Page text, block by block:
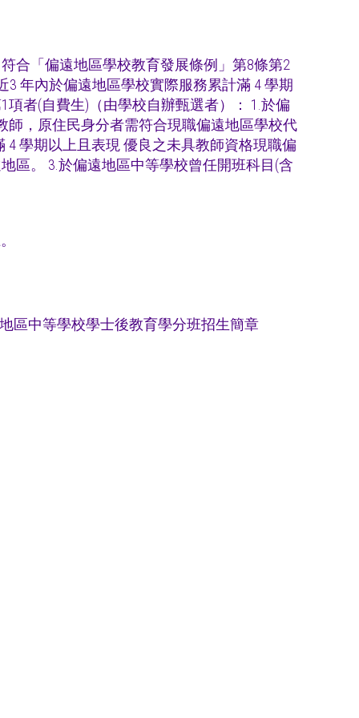
合「偏遠地區學校教育發展條例」第8條第2
年內於偏遠地區學校實際服務累計滿 4 學期
者(自費生)（由學校自辦甄選者）： 1.於偏
師，原住民身分者需符合現職偏遠地區學校代
學期以上且表現 優良之未具教師資格現職偏
區。 3.於偏遠地區中等學校曾任開班科目(含
區中等學校學士後教育學分班招生簡章